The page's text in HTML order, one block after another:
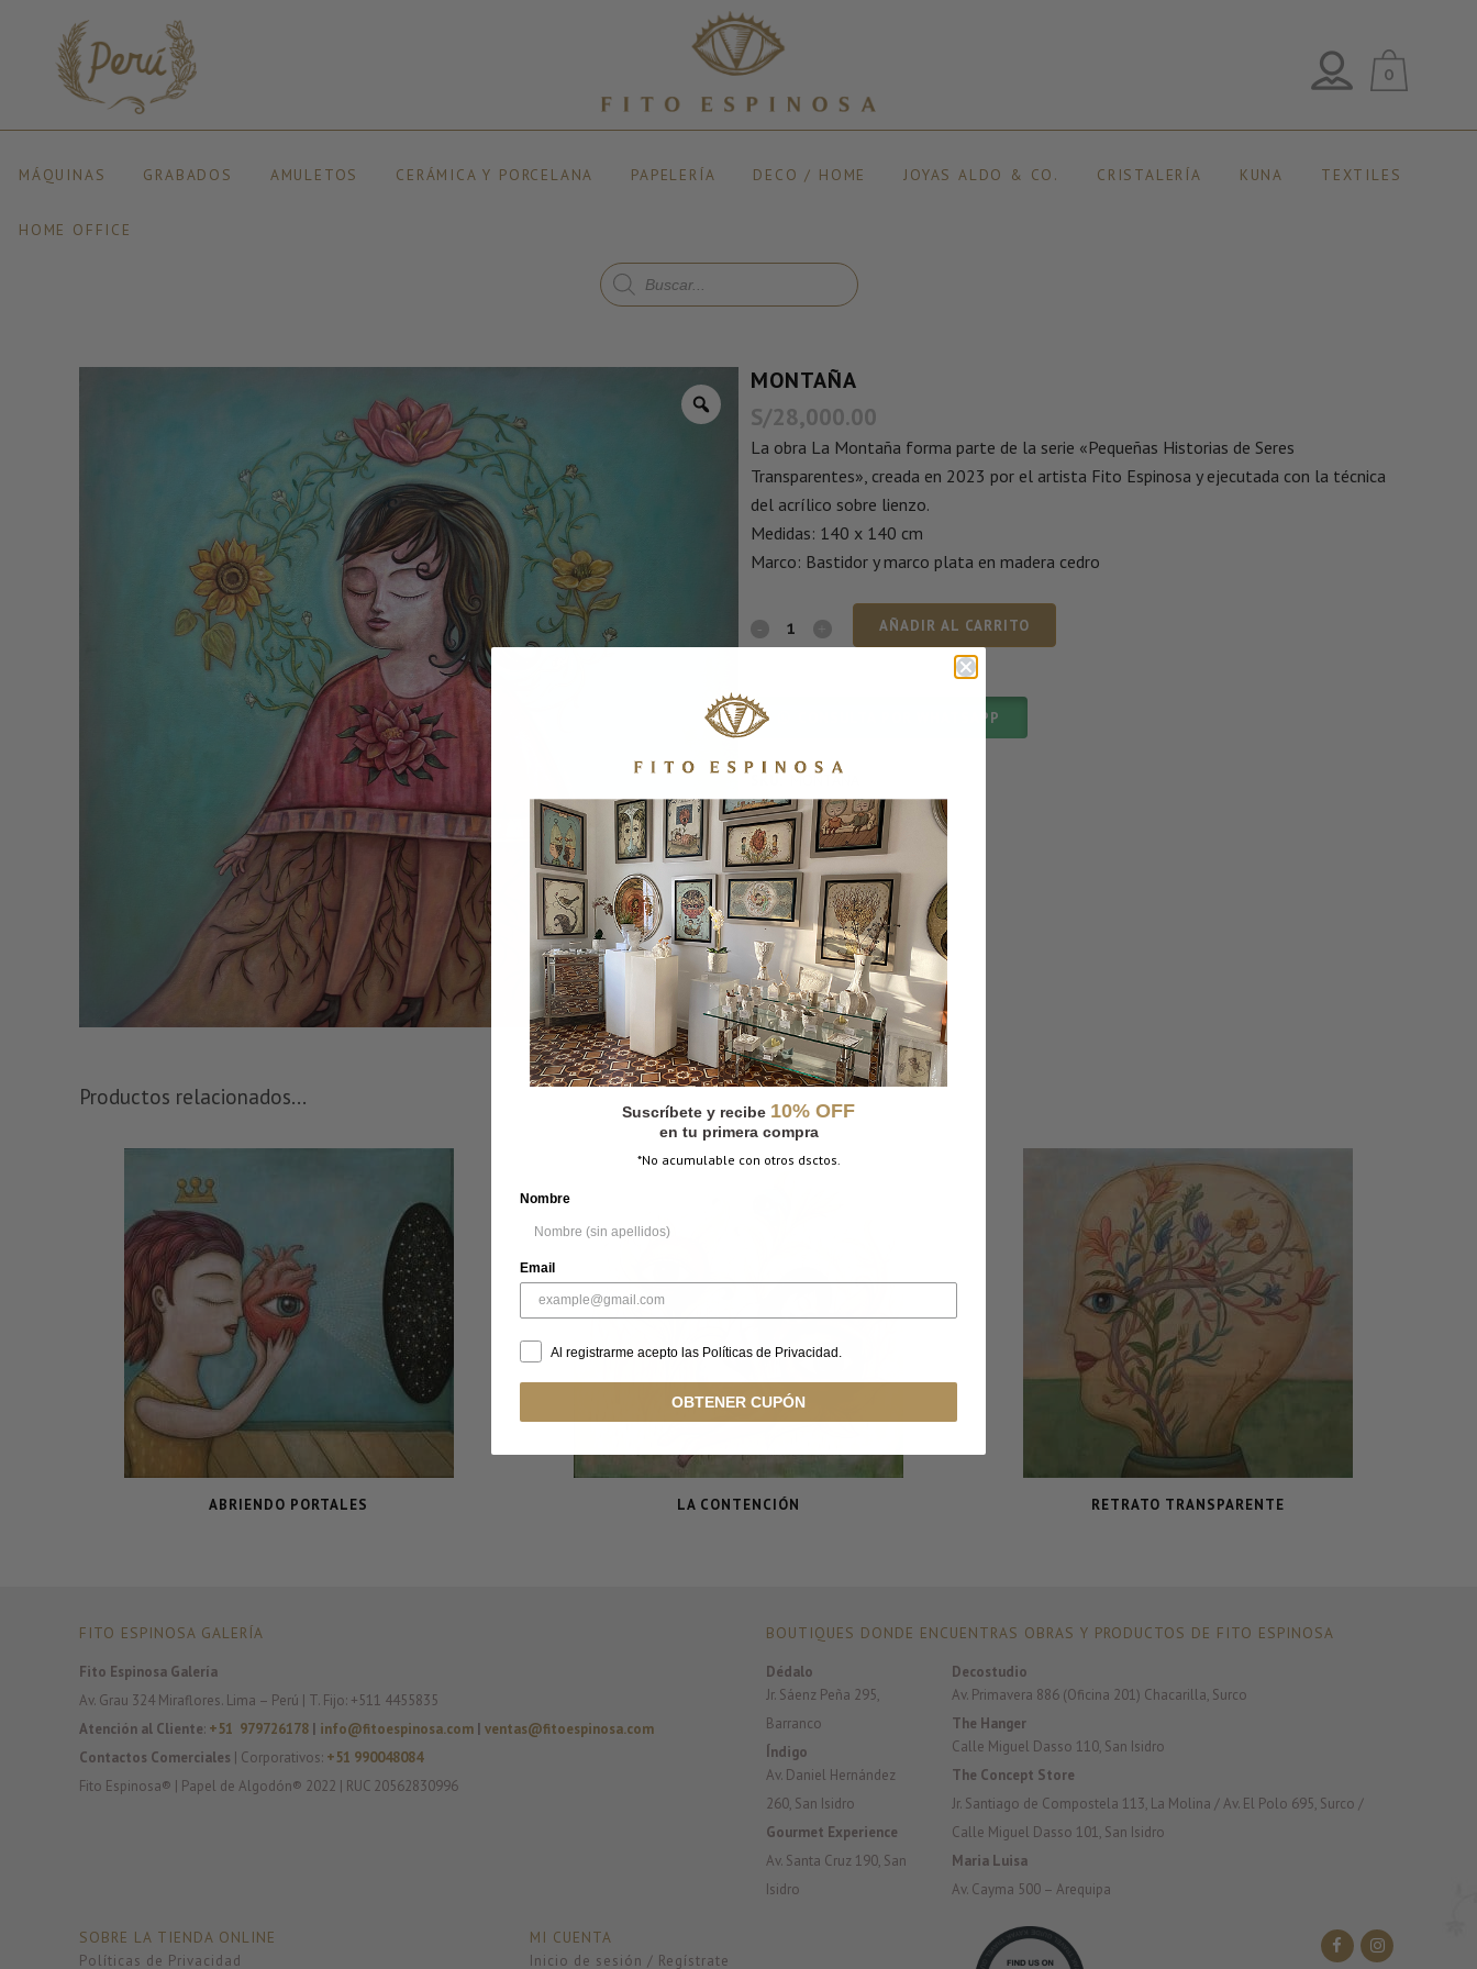
0
MÁQUINAS GRABADOS AMULETOS CERÁMICA Y PORCELANA PAPELERÍA DECO / HOME JOYAS ALDO & CO. CRISTALERÍA KUNA TEXTILES
HOME OFFICE
MONTAÑA
S/28,000.00
La obra La Montaña forma parte de la serie «Pequeñas Historias de Seres
Transparentes», creada en 2023 por el artista Fito Espinosa y ejecutada con la técnica
del acrílico sobre lienzo.
Medidas: 140 x 140 cm
Marco: Bastidor y marco plata en madera cedro
AÑADIR AL CARRITO
CONSULTA POR WHATSAPP
SKU:
MONTANA
CATEGORÍA:Obras Originales
Productos relacionados...
ABRIENDO PORTALES LA CONTENCIÓN RETRATO TRANSPARENTE
FITO ESPINOSA GALERÍA
Fito Espinosa Galería
Av. Grau 324 Miraflores. Lima – Perú | T. Fijo: +511 4455835
Atención al Cliente: +51 979726178 | info@fitoespinosa.com | ventas@fitoespinosa.com
Contactos Comerciales | Corporativos: +51 990048084
Fito Espinosa® | Papel de Algodón® 2022 | RUC 20562830996
BOUTIQUES DONDE ENCUENTRAS OBRAS Y PRODUCTOS DE FITO ESPINOSA
Dédalo
Jr. Sáenz Peña 295,
Barranco
Índigo
Av. Daniel Hernández
260, San Isidro
Gourmet Experience
Av. Santa Cruz 190, San
Isidro
Decostudio
Av. Primavera 886 (Oficina 201) Chacarilla, Surco
The Hanger
Calle Miguel Dasso 110, San Isidro
The Concept Store
Jr. Santiago de Compostela 113, La Molina / Av. El Polo 695, Surco /
Calle Miguel Dasso 101, San Isidro
Maria Luisa
Av. Cayma 500 – Arequipa
SOBRE LA TIENDA ONLINE
Políticas de Privacidad
MI CUENTA
Inicio de sesión / Regístrate
Suscríbete y recibe 10% OFF
en tu primera compra
*No acumulable con otros dsctos.
Nombre
Email
Al registrarme acepto las Políticas de Privacidad.
OBTENER CUPÓN